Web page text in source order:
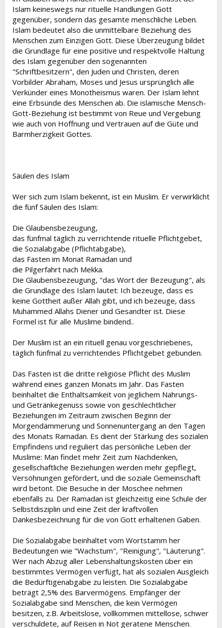
Islam keineswegs nur rituelle Handlungen Gott
gegenüber, sondern das gesamte menschliche Leben.
Islam bedeutet also die unmittelbare Beziehung des
Menschen zum Einzigen Gott. Diese Überzeugung bildet
die Grundlage für eine positive und respektvolle Haltung
des Islam gegenüber den sogenannten
"Schriftbesitzern", den Juden und Christen, deren
Vorbilder Abraham, Moses und Jesus ursprünglich alle
Verkünder eines Monotheismus waren. Der Islam lehnt
eine Erbsünde des Menschen ab. Die islamische Mensch-
Gott-Beziehung ist bestimmt von Reue und Vergebung
wie auch von Hoffnung und Vertrauen auf die Güte und
Barmherzigkeit Gottes.
Säulen des Islam
Wer sich zum Islam bekennt, ist ein Muslim. Er verwirklicht
die fünf Säulen des Islam:
Die Glaubensbezeugung,
das fünfmal täglich zu verrichtende rituelle Pflichtgebet,
die Sozialabgabe (Pflichtabgabe),
das Fasten im Monat Ramadan und
die Pilgerfahrt nach Mekka.
Die Glaubensbezeugung, "das Wort der Bezeugung", als
die Grundlage des Islam lautet: Ich bezeuge, dass es
keine Gottheit außer Allah gibt, und ich bezeuge, dass
Muhammed Allahs Diener und Gesandter ist. Diese
Formel ist für alle Muslime bindend..
Der Muslim ist an ein rituell genau vorgeschriebenes,
täglich fünfmal zu verrichtendes Pflichtgebet gebunden.
Das Fasten ist die dritte religiöse Pflicht des Muslim
während eines ganzen Monats im Jahr. Das Fasten
beinhaltet die Enthaltsamkeit von jeglichem Nahrungs-
und Getränkegenuss sowie von geschlechtlicher
Beziehungen im Zeitraum zwischen Beginn der
Morgendämmerung und Sonnenuntergang an den Tagen
des Monats Ramadan. Es dient der Stärkung des sozialen
Empfindens und reguliert das persönliche Leben der
Muslime: Man findet mehr Zeit zum Nachdenken,
gesellschaftliche Beziehungen werden mehr gepflegt,
Versöhnungen gefördert, und die soziale Gemeinschaft
wird betont. Die Besuche in der Moschee nehmen
ebenfalls zu. Der Ramadan ist gleichzeitig eine Schule der
Selbstdisziplin und eine Zeit der kraftvollen
Dankesbezeichnung für die von Gott erhaltenen Gaben.
Die Sozialabgabe beinhaltet vom Wortstamm her
Bedeutungen wie "Wachstum", "Reinigung", "Läuterung".
Wer nach Abzug aller Lebenshaltungskosten über ein
bestimmtes Vermögen verfügt, hat als sozialen Ausgleich
die Bedürftigenabgabe zu leisten. Die Sozialabgabe
beträgt 2,5% des Barvermögens. Empfänger der
Sozialabgabe sind Menschen, die kein Vermögen
besitzen, z.B. Arbeitslose, vollkommen mittellose, schwer
verschuldete, auf Reisen in Not geratene Menschen.